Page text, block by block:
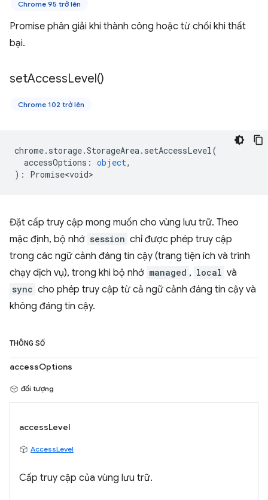
Chrome 95 trở lên
Promise phân giải khi thành công hoặc từ chối khi thất
bại.
setAccessLevel()
Chrome 102 trở lên
chrome. storage.StorageArea. setAccessLevel(
accessOptions : object,
) : Promise<void>
Đặt cấp truy cập mong muốn cho vùng lưu trữ. Theo
mặc định, bộ nhớ session chỉ được phép truy cập
trong các ngữ cảnh đáng tin cậy (trang tiện ích và trình
chạy dịch vụ), trong khi bộ nhớ managed , local và
sync cho phép truy cập từ cả ngữ cảnh đáng tin cậy và
không đáng tin cậy.
THÔNG SỐ
accessOptions
đối tượng
accessLevel
AccessLevel
Cấp truy cập của vùng lưu trữ.